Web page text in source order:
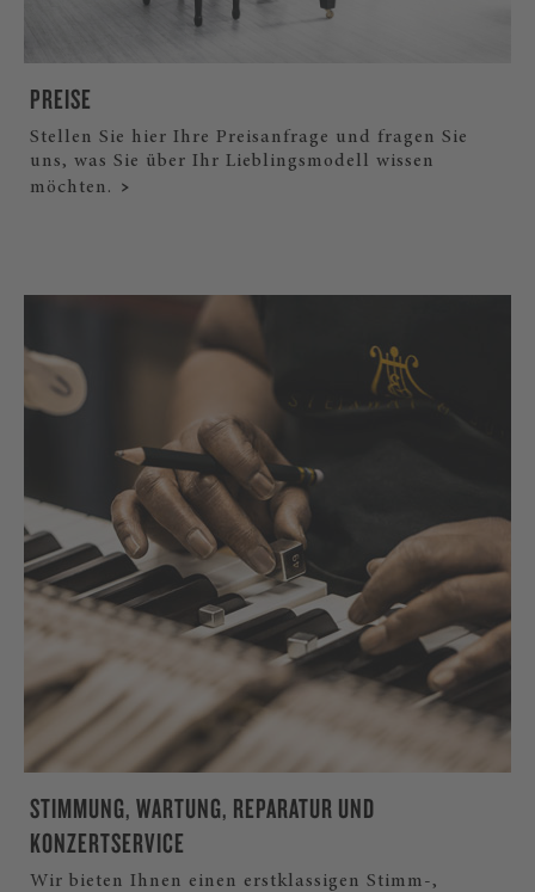
PREISE
Stellen Sie hier Ihre Preisanfrage und fragen Sie
uns, was Sie über Ihr Lieblingsmodell wissen
möchten.
STIMMUNG, WARTUNG, REPARATUR UND
KONZERTSERVICE
Wir bieten Ihnen einen erstklassigen Stimm-,